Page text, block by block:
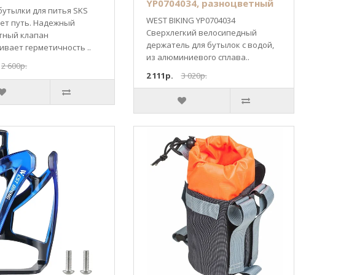
для питья SKS
путь. Надежный
клапан
герметичность ..
2 600р.
YP0704034, разноцветный
WEST BIKING YP0704034
Сверхлегкий велосипедный
держатель для бутылок с водой,
из алюминиевого сплава..
2 111р.
3 020р.